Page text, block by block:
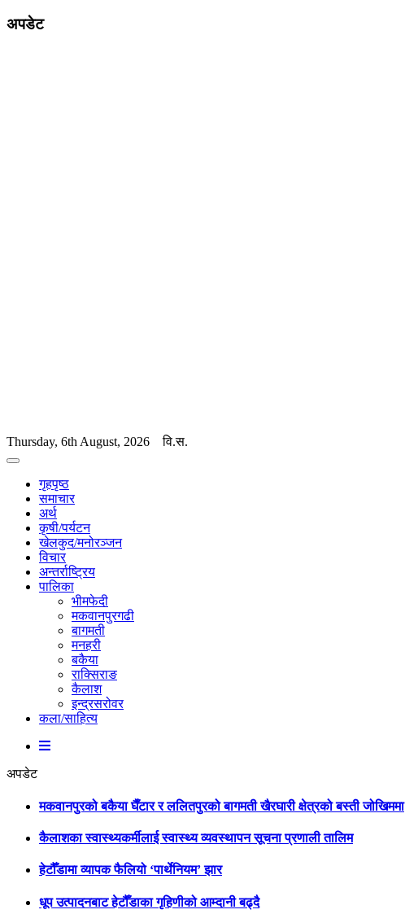
अपडेट
Thursday, 6th August, 2026 वि.स.
गृहपृष्ठ
समाचार
अर्थ
कृषी/पर्यटन
खेलकुद/मनोरञ्जन
विचार
अन्तर्राष्ट्रिय
पालिका
भीमफेदी
मकवानपुरगढी
बागमती
मनहरी
बकैया
राक्सिराङ
कैलाश
इन्द्रसरोवर
कला/साहित्य
अपडेट
मकवानपुरको बकैया घैँटार र ललितपुरको बागमती खैरघारी क्षेत्रको बस्ती जोखिममा
कैलाशका स्वास्थ्यकर्मीलाई स्वास्थ्य व्यवस्थापन सूचना प्रणाली तालिम
हेटौँडामा व्यापक फैलियो ‘पार्थेनियम’ झार
धूप उत्पादनबाट हेटौँडाका गृहिणीको आम्दानी बढ्दै